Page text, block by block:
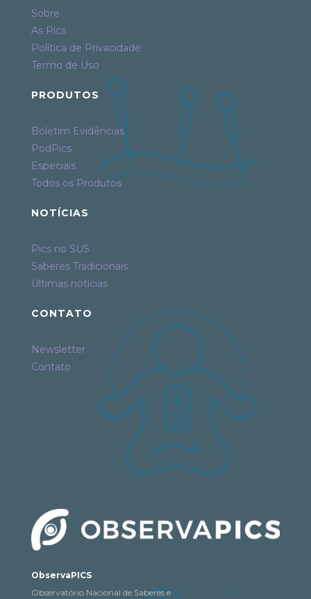
Sobre
As Pics
Política de Privacidade
Termo de Uso
PRODUTOS
Boletim Evidências
PodPics
Especiais
Todos os Produtos
NOTÍCIAS
Pics no SUS
Saberes Tradicionais
Últimas notícias
CONTATO
Newsletter
Contato
ObservaPICS
Observatório Nacional de Saberes e